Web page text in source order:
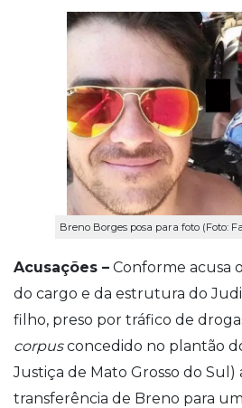
Breno Borges posa para foto (Foto:
Acusações – Conforme acusa
do cargo e da estrutura do
filho, preso por tráfico de
corpusconcedido no plantão
Justiça de Mato Grosso do
transferência de Breno para